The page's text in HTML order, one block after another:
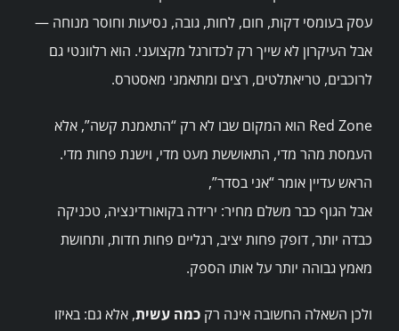
עסק בעומסי דקות, חום, לחות, גובה, נסיעות וחוסר מנוחה —
אבל העיקרון לא שייך רק לכדורגל מקצועני. הוא רלוונטי גם
לרוכבים, טריאתלטים, רצים ומתאמני מאסטרס.
Red Zone הוא המקום שבו לא רק “התאמנת קשה”, אלא
העמסת מהר מדי, התאוששת מעט מדי, וישנת פחות מדי.
הראש עדיין אומר “אני בסדר”,
אבל הגוף כבר משלם מחיר: ירידה בקואורדינציה, טכניקה
כבדה יותר, דופק פחות יציב, רגליים פחות חדות, ותחושת
מאמץ גבוהה יותר על אותו הספק.
ולכן השאלה החשובה אינה רק כמה עשית, אלא גם: באיזו